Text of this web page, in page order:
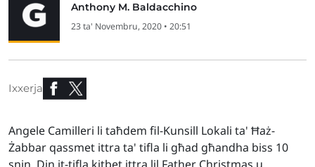
Anthony M. Baldacchino
23 ta' Novembru, 2020 • 20:51
Ixxerja
Angele Camilleri li taħdem fil-Kunsill Lokali ta' Ħaż-
Żabbar qassmet ittra ta' tifla li għad għandha biss 10